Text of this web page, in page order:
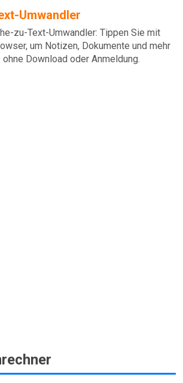
Umwandler
zu-Text-Umwandler: Tippen Sie mit
um Notizen, Dokumente und mehr
Download oder Anmeldung.